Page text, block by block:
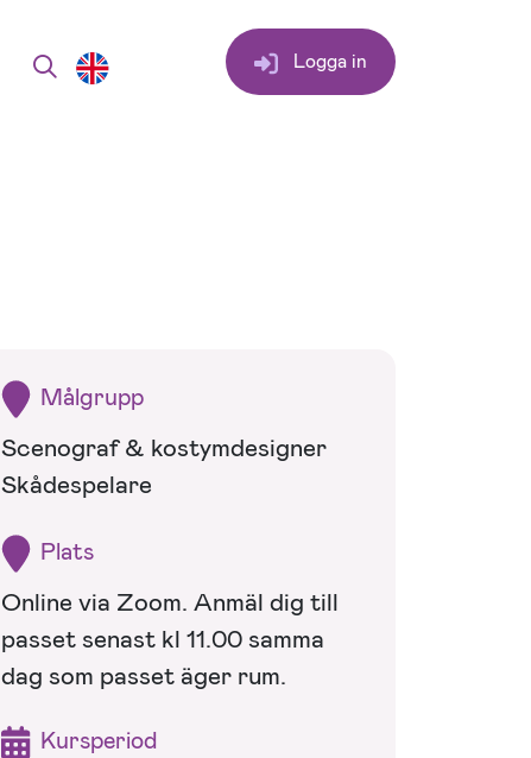
Logga in
Målgrupp
Scenograf & kostymdesigner
Skådespelare
Plats
Online via Zoom. Anmäl dig till
passet senast kl 11.00 samma
dag som passet äger rum.
Kursperiod